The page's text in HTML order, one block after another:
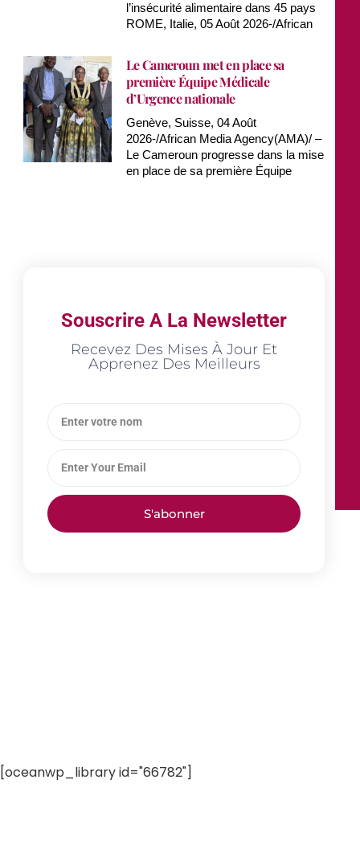
l’insécurité alimentaire dans 45 pays
ROME, Italie, 05 Août 2026-/African
Le Cameroun met en place sa
première Équipe Médicale
d’Urgence nationale
Genève, Suisse, 04 Août
2026-/African Media Agency(AMA)/ –
Le Cameroun progresse dans la mise
en place de sa première Équipe
Souscrire A La Newsletter
Recevez Des Mises À Jour Et
Apprenez Des Meilleurs
S'abonner
[oceanwp_library id="66782"]